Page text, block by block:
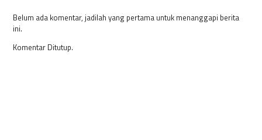
Belum ada komentar, jadilah yang pertama untuk menanggapi berita
ini.
Komentar Ditutup.